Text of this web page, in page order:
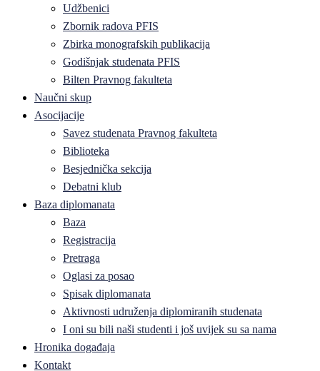
Udžbenici
Zbornik radova PFIS
Zbirka monografskih publikacija
Godišnjak studenata PFIS
Bilten Pravnog fakulteta
Naučni skup
Asocijacije
Savez studenata Pravnog fakulteta
Biblioteka
Besjednička sekcija
Debatni klub
Baza diplomanata
Baza
Registracija
Pretraga
Oglasi za posao
Spisak diplomanata
Aktivnosti udruženja diplomiranih studenata
I oni su bili naši studenti i još uvijek su sa nama
Hronika događaja
Kontakt